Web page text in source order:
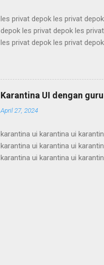
les privat depok les privat
depok les privat depok les
les privat depok les privat
les privat depok les privat
depok les privat depok les
les privat depok les privat
depok les privat depok les
Karantina UI dengan
April 27, 2024
karantina ui karantina ui
karantina ui karantina ui
karantina ui karantina ui
karantina ui karantina ui